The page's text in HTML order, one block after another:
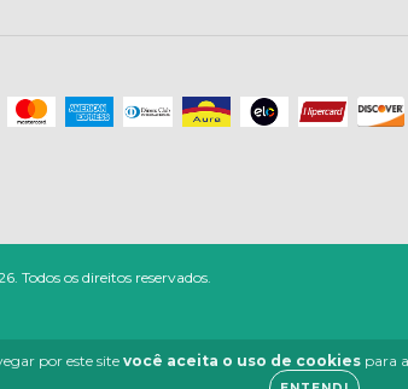
por este site você aceita o uso de cookiespara
os direitos reservados.